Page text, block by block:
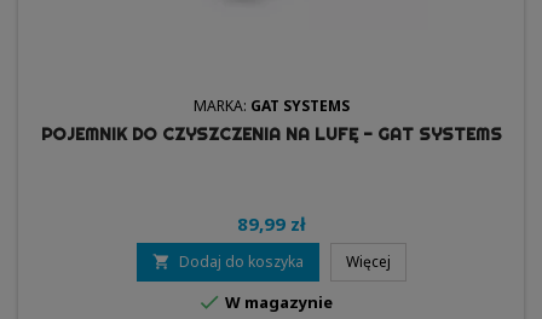
MARKA: GAT SYSTEMS
POJEMNIK DO CZYSZCZENIA NA LUFĘ - GAT SYSTEMS
89,99 zł
 Dodaj do koszyka Więcej
 W magazynie